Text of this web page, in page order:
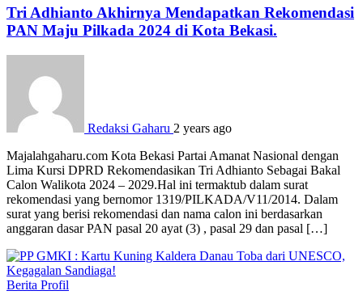
Tri Adhianto Akhirnya Mendapatkan Rekomendasi
PAN Maju Pilkada 2024 di Kota Bekasi.
Redaksi Gaharu 2 years ago
Majalahgaharu.com Kota Bekasi Partai Amanat Nasional dengan
Lima Kursi DPRD Rekomendasikan Tri Adhianto Sebagai Bakal
Calon Walikota 2024 – 2029.Hal ini termaktub dalam surat
rekomendasi yang bernomor 1319/PILKADA/V11/2014. Dalam
surat yang berisi rekomendasi dan nama calon ini berdasarkan
anggaran dasar PAN pasal 20 ayat (3) , pasal 29 dan pasal […]
Berita Profil